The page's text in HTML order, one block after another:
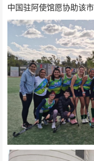
中国驻阿使馆愿协助该